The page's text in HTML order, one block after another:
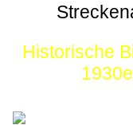
Historische